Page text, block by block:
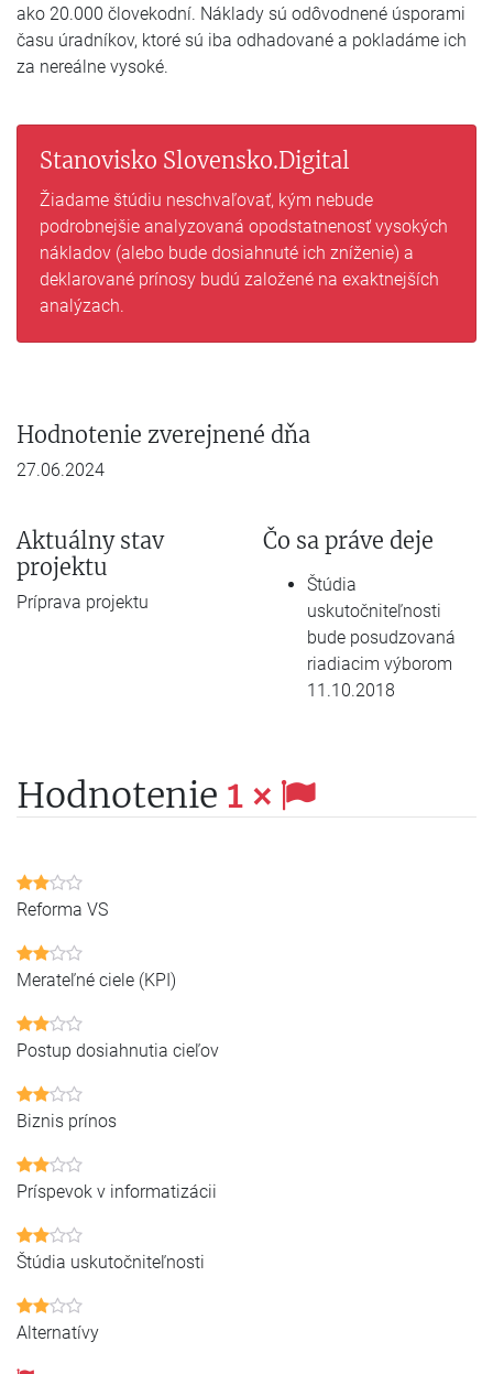
ako 20.000 človekodní. Náklady sú odôvodnené úsporami
času úradníkov, ktoré sú iba odhadované a pokladáme ich
za nereálne vysoké.
Stanovisko Slovensko.Digital
Žiadame štúdiu neschvaľovať, kým nebude
podrobnejšie analyzovaná opodstatnenosť vysokých
nákladov (alebo bude dosiahnuté ich zníženie) a
deklarované prínosy budú založené na exaktnejších
analýzach.
Hodnotenie zverejnené dňa
27.06.2024
Aktuálny stav
projektu
Príprava projektu
Čo sa práve deje
Štúdia
uskutočniteľnosti
bude posudzovaná
riadiacim výborom
11.10.2018
Hodnotenie 1 ×
Reforma VS
Merateľné ciele (KPI)
Postup dosiahnutia cieľov
Biznis prínos
Príspevok v informatizácii
Štúdia uskutočniteľnosti
Alternatívy